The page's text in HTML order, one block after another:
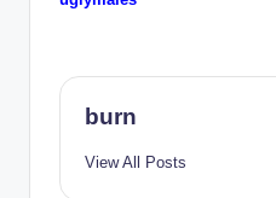
burn
View All Posts